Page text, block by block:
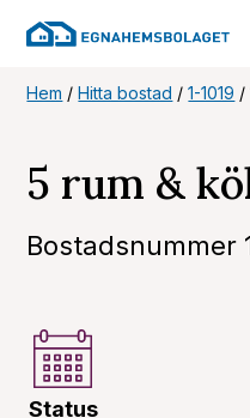
Hem /Hitta bostad /1-1019 /
5 rum &
Bostadsnummer
Status